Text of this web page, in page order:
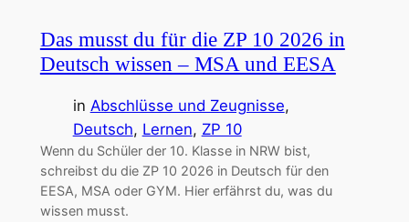
Das musst du für die ZP 10 2026 in
Deutsch wissen – MSA und EESA
in Abschlüsse und Zeugnisse
Deutsch, Lernen, ZP 10
Wenn du Schüler der 10. Klasse in NRW bist,
schreibst du die ZP 10 2026 in Deutsch für den
EESA, MSA oder GYM. Hier erfährst du, was du
wissen musst.